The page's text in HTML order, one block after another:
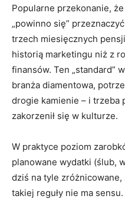
Popularne przekonanie,
„powinno się”
trzech miesięcznych
historią marketingu niż z
finansów. Ten „standard”
branża diamentowa,
drogie kamienie – i trzeba
zakorzenił się w kulturze.
W praktyce poziom
planowane wydatki (ślub,
dziś na tyle
takiej reguły nie ma